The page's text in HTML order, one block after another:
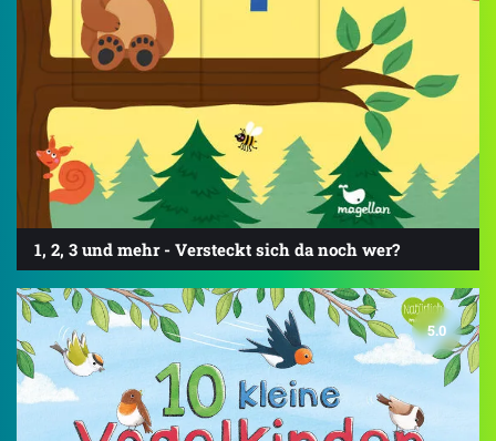
1, 2, 3 und mehr - Versteckt sich da noch wer?
5.0